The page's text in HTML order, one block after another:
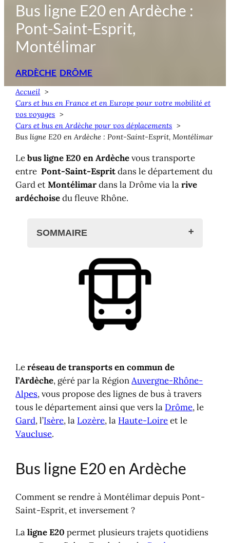
Bus ligne E20 en Ardèche :
Pont-Saint-Esprit,
Montélimar
ARDÈCHE DRÔME
Accueil
Cars et bus en France et en Europe pour votre mobilité et
vos voyages
Cars et bus en Ardèche pour vos déplacements
Bus ligne E20 en Ardèche : Pont-Saint-Esprit, Montélimar
Lebus ligne E20 en Ardèchevous transporte
entrePont-Saint-Espritdans le département du
Gard etMontélimardans la Drôme via larive
ardéchoisedu fleuve Rhône.
SOMMAIRE
Bus ligne E20 en Ardèche
Horaires et arrêts
Montélimar
Gares routières en Ardèche
Gares dans la Drôme
Leréseau de transports en commun de
l’Ardèche, géré par la RégionAuvergne-Rhône-
Alpes, vous propose des lignes de bus à travers
tous le département ainsi que vers la Drôme, le
Gard, l’Isère, la Lozère, la Haute-Loireet le
Vaucluse.
Bus ligne E20 en Ardèche
Comment se rendre à Montélimar depuis Pont-
Saint-Esprit, et inversement ?
Laligne E20 permet plusieurs trajets quotidiens